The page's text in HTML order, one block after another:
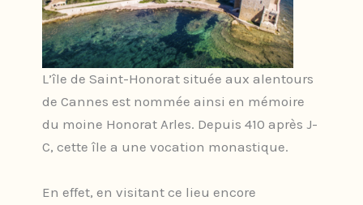
L’île de Saint-Honorat située aux alentours
de Cannes est nommée ainsi en mémoire
du moine Honorat Arles. Depuis 410 après J-
C, cette île a une vocation monastique.
En effet, en visitant ce lieu encore